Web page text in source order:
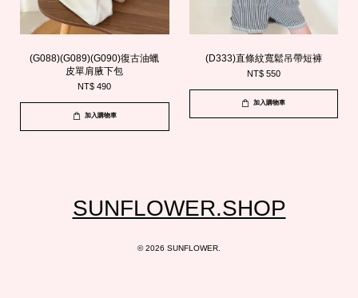
(G088)(G089)(G090)復古油蠟
皮單肩腋下包
NT$ 490
加入購物車
(D333)直條紋寬鬆吊帶短褲
NT$ 550
加入購物車
SUNFLOWER.SHOP
© 2026 SUNFLOWER.